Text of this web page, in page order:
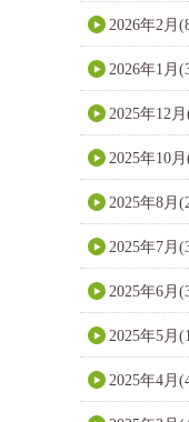
2026年2月
2026年1月
2025年12
2025年10
2025年8月
2025年7月
2025年6月
2025年5月
2025年4月